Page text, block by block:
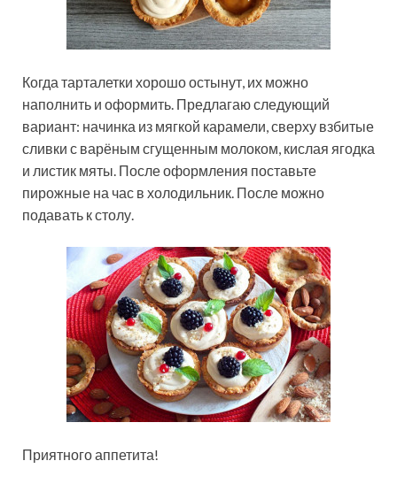
Когда тарталетки хорошо остынут, их можно
наполнить и оформить. Предлагаю следующий
вариант: начинка из мягкой карамели, сверху взбитые
сливки с варёным сгущенным молоком, кислая ягодка
и листик мяты. После оформления поставьте
пирожные на час в холодильник. После можно
подавать к столу.
Приятного аппетита!